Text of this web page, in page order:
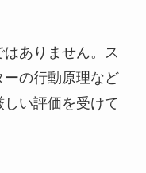
はありません。ス
ーの行動原理など
い評価を受けて